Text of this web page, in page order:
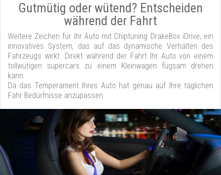
Gutmütig oder wütend? Entscheiden
während der Fahrt
Weitere Zeichen für Ihr Auto mit Chiptuning DrakeBox iDrive, ein
innovatives System, das auf das dynamische Verhalten des
Fahrzeugs wirkt. Direkt während der Fahrt Ihr Auto von einem
tollwütigen supercars zu einem Kleinwagen fügsam drehen
kann.
Da das Temperament Ihres Auto hat genau auf Ihre täglichen
Fahr Bedürfnisse anzupassen.